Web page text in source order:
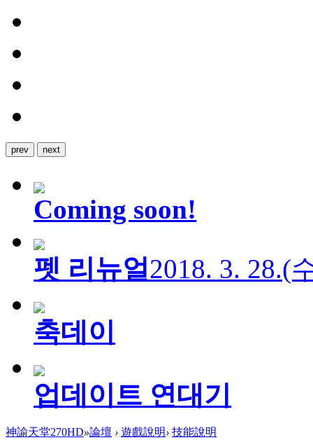
prev next
Coming soon!
펫 리뉴얼2018. 3. 28.(
축데이
업데이트 연대기
神諭天堂270HD»論壇 › 遊戲說明› 技能說明